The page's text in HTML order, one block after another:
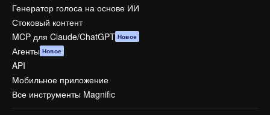
Генератор голоса на основе ИИ
Стоковый контент
MCP для Claude/ChatGPT Новое
Агенты Новое
API
Мобильное приложение
Все инструменты Magnific